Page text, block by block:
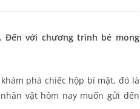
Đến với chương trình bé mong
phá chiếc hộp bí mật, đó là
vật hôm nay muốn gửi đến